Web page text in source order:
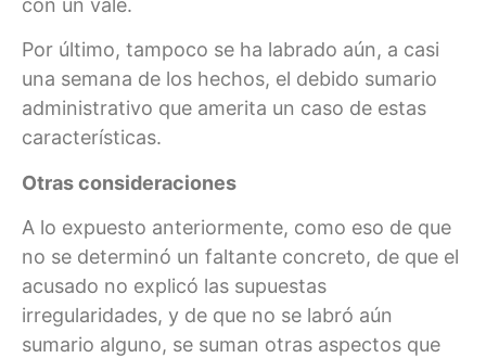
con un vale.
Por último, tampoco se ha labrado aún, a casi
una semana de los hechos, el debido sumario
administrativo que amerita un caso de estas
características.
Otras consideraciones
A lo expuesto anteriormente, como eso de que
no se determinó un faltante concreto, de que el
acusado no explicó las supuestas
irregularidades, y de que no se labró aún
sumario alguno, se suman otras aspectos que